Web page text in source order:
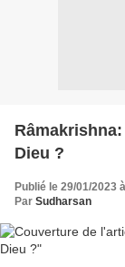
Dieu ?
Publié le 29/01/2023
Par Sudharsan